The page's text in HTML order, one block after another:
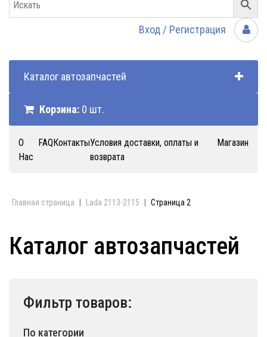
Вход / Регистрация
Каталог автозапчастей
Корзина: 0 шт.
О
Нас
FAQКонтактыУсловия доставки, оплаты и
возврата
Магазин
Главная страница Lada 2113-2115 Страница 2
Каталог автозапчастей
Фильтр товаров:
По категории